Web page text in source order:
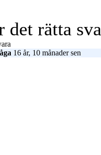
det rätta
16 år, 10 månader sen